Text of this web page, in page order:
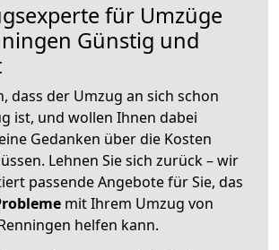
für Umzüge
Günstig und
dass der Umzug an sich schon
ist, und wollen Ihnen dabei
Gedanken über die Kosten
Lehnen Sie sich zurück – wir
passende Angebote für Sie, das
mit Ihrem Umzug von
helfen kann.